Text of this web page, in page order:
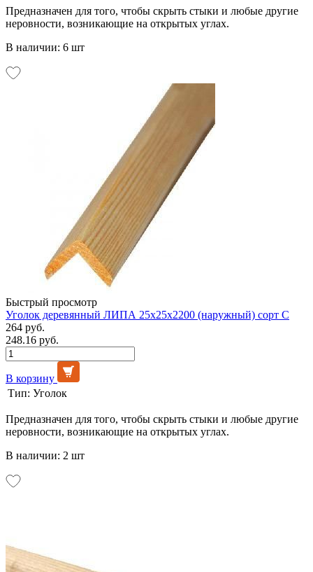
Предназначен для того, чтобы скрыть стыки и любые другие
неровности, возникающие на открытых углах.
В наличии: 6 шт
Быстрый просмотр
Уголок деревянный ЛИПА 25х25х2200 (наружный) сорт С
264 руб.
248.16 руб.
В корзину
Тип: Уголок
Предназначен для того, чтобы скрыть стыки и любые другие
неровности, возникающие на открытых углах.
В наличии: 2 шт